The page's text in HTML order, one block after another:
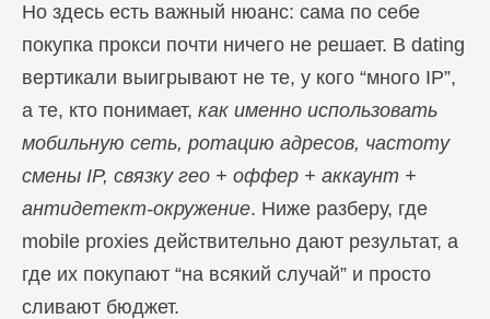
Но здесь есть важный нюанс: сама по себе
покупка прокси почти ничего не решает. В dating
вертикали выигрывают не те, у кого “много IP”,
а те, кто понимает, как именно использовать
мобильную сеть, ротацию адресов, частоту
смены IP, связку гео + оффер + аккаунт +
антидетект-окружение. Ниже разберу, где
mobile proxies действительно дают результат, а
где их покупают “на всякий случай” и просто
сливают бюджет.